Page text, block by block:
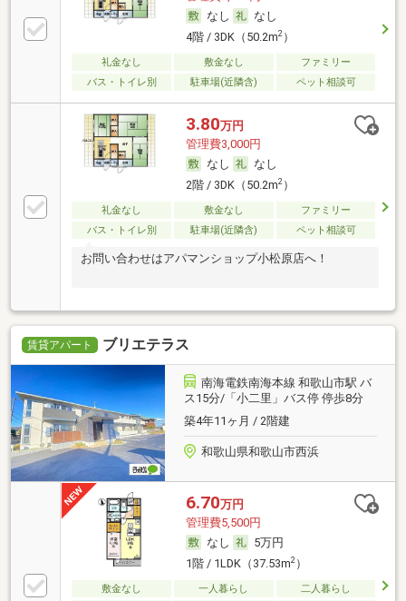
なし
なし
4階 / 3DK（50.2m2）
礼金なし 敷金なし
ファミリー
バス・トイレ別
駐車場(近隣含) ペット相談可
3.80万円
管理費3,000円
なし
なし
2階 / 3DK（50.2m2）
礼金なし 敷金なし
ファミリー
バス・トイレ別
駐車場(近隣含) ペット相談可
お問い合わせはアパマンショップ小松原店へ！
賃貸アパート ブリエテラス
南海電鉄南海本線 和歌山市駅 バ
ス15分/「小二里」バス停 停歩8分
築4年11ヶ月 / 2階建
和歌山県和歌山市西浜
6.70万円
管理費5,500円
なし
5万円
1階 / 1LDK（37.53m2）
敷金なし 一人暮らし
二人暮らし